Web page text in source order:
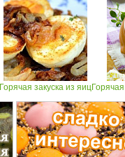
Горячая закуска из яиц